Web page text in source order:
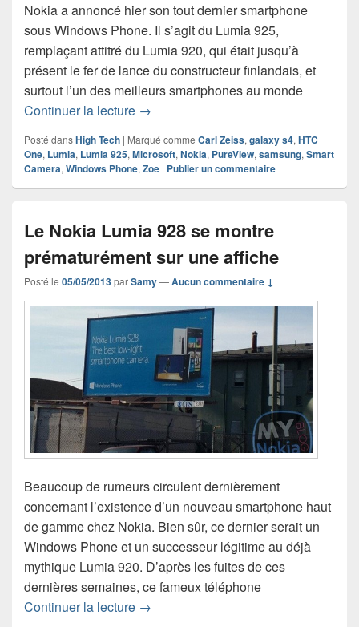
Nokia a annoncé hier son tout dernier smartphone
sous Windows Phone. Il s’agit du Lumia 925,
remplaçant attitré du Lumia 920, qui était jusqu’à
présent le fer de lance du constructeur finlandais, et
surtout l’un des meilleurs smartphones au monde
Continuer la lecture Retour sur l’annonce du Nokia Lumia
→
Posté dansHigh Tech | Marqué comme Carl Zeiss, galaxy s4, HTC
One, Lumia, Lumia 925, Microsoft, Nokia, PureView, samsung, Smart
Camera, Windows Phone, Zoe | Publier un commentaire
Le Nokia Lumia 928 se montre
prématurément sur une affiche
Posté le 05/05/2013parSamy—Aucun commentaire ↓
Beaucoup de rumeurs circulent dernièrement
concernant l’existence d’un nouveau smartphone haut
de gamme chez Nokia. Bien sûr, ce dernier serait un
Windows Phone et un successeur légitime au déjà
mythique Lumia 920. D’après les fuites de ces
dernières semaines, ce fameux téléphone
Continuer la lecture Le Nokia Lumia 928 se montre
→